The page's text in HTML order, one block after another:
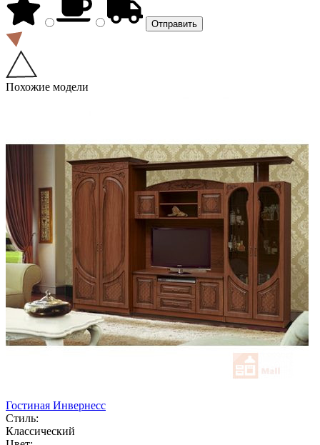
Похожие модели
Гостиная Инвернесс
Стиль:
Классический